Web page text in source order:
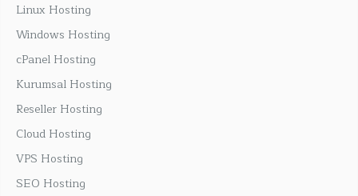
Linux Hosting
Windows Hosting
cPanel Hosting
Kurumsal Hosting
Reseller Hosting
Cloud Hosting
VPS Hosting
SEO Hosting